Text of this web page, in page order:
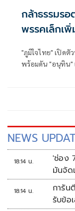
กล้าธรรมร
พรรคเล็กเ
"ภูมิใจไทย" เปิดตั
พร้อมดัน "อนุทิน"
NEWS
18:14 น.
'ช่อง
มันจัด
18:14 น.
การัน
รับข้อ